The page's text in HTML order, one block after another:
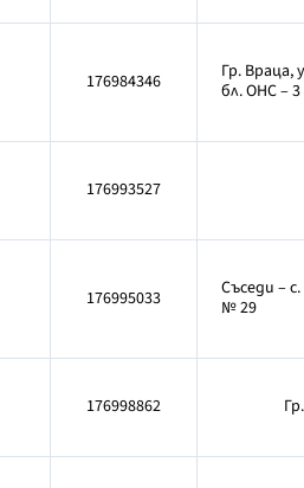
176984346
Гр.
бл. ОНС – 3
176993527
176995033
Съседи –
№ 29
176998862